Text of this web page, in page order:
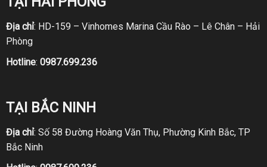
Địa chỉ: HD-159 – Vinhomes Marina Cầu Rào – Lê Chân – Hải
Phòng
Hotline: 0987.699.236
TẠI BẮC NINH
Địa chỉ: Số 58 Đường Hoàng Văn Thụ, Phường Kinh Bắc, TP
Bắc Ninh